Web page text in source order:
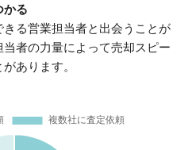
かる
る営業担当者と出会うことが
者の力量によって売却スピー
あります。